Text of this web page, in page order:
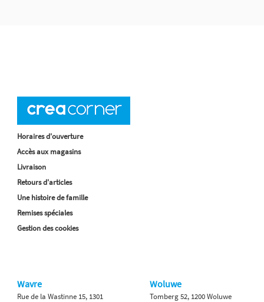
Horaires d'ouverture
Accès aux magasins
Livraison
Retours d'articles
Une histoire de famille
Remises spéciales
Gestion des cookies
Wavre
Rue de la Wastinne 15, 1301
Woluwe
Tomberg 52, 1200 Woluwe